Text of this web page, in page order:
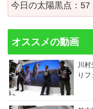
今日の太陽黒点：
オススメの動画
川
り